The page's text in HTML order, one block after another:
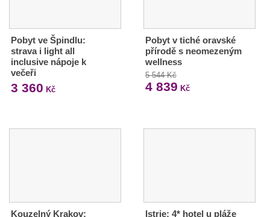
Pobyt ve Špindlu:
strava i light all
inclusive nápoje k
večeři
3 360 Kč
Pobyt v tiché oravské
přírodě s neomezeným
wellness
5 544 Kč
4 839 Kč
Kouzelný Krakov:
Istrie: 4* hotel u pláže